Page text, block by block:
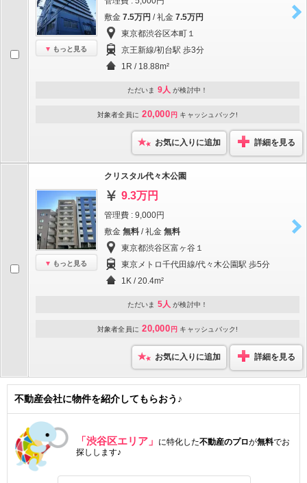
もっと見る
敷金 7.5万円 / 礼金 7.5万円
東京都渋谷区本町１
京王新線/初台駅 歩3分
1R / 18.88m²
ただいま 9人 が検討中！
対象者全員に 20,000 円 キャッシュバック!
お気に入りに追加 詳細を見る
もっと見る
クリスタル代々木公園
9.3万円
管理費 : 9,000円
敷金 無料 / 礼金 無料
東京都渋谷区富ヶ谷１
東京メトロ千代田線/代々木公園駅 歩5分
1K / 20.4m²
ただいま 5人 が検討中！
対象者全員に 20,000 円 キャッシュバック!
お気に入りに追加 詳細を見る
不動産会社に物件を紹介してもらおう♪
「渋谷区エリア」 に特化した不動産のプロが無料でお
探しします♪